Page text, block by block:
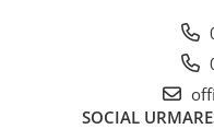
SOCIAL